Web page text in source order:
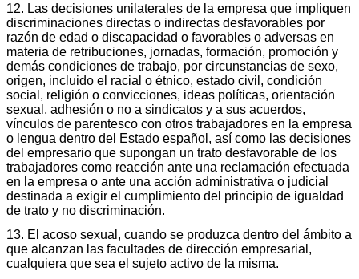
12. Las decisiones unilaterales de la empresa que impliquen
discriminaciones directas o indirectas desfavorables por
razón de edad o discapacidad o favorables o adversas en
materia de retribuciones, jornadas, formación, promoción y
demás condiciones de trabajo, por circunstancias de sexo,
origen, incluido el racial o étnico, estado civil, condición
social, religión o convicciones, ideas políticas, orientación
sexual, adhesión o no a sindicatos y a sus acuerdos,
vínculos de parentesco con otros trabajadores en la empresa
o lengua dentro del Estado español, así como las decisiones
del empresario que supongan un trato desfavorable de los
trabajadores como reacción ante una reclamación efectuada
en la empresa o ante una acción administrativa o judicial
destinada a exigir el cumplimiento del principio de igualdad
de trato y no discriminación.
13. El acoso sexual, cuando se produzca dentro del ámbito a
que alcanzan las facultades de dirección empresarial,
cualquiera que sea el sujeto activo de la misma.